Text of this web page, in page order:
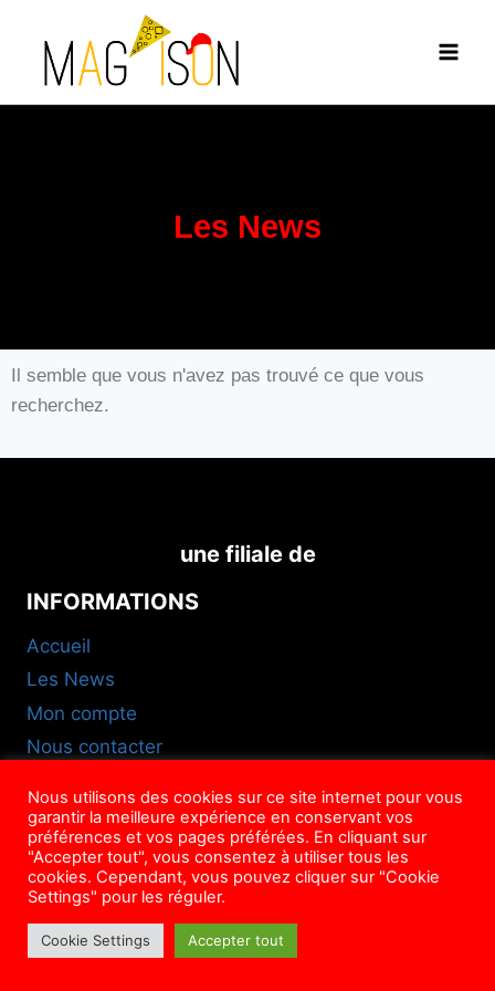
Les News
Il semble que vous n'avez pas trouvé ce que vous
recherchez.
une filiale de
INFORMATIONS
Accueil
Les News
Mon compte
Nous contacter
CGU
NOUS SUIVRE
© Mag'ison, 2022-2026
Nous utilisons des cookies sur ce site internet pour vous
garantir la meilleure expérience en conservant vos
préférences et vos pages préférées. En cliquant sur
"Accepter tout", vous consentez à utiliser tous les
cookies. Cependant, vous pouvez cliquer sur "Cookie
Settings" pour les réguler.
Cookie Settings Accepter tout